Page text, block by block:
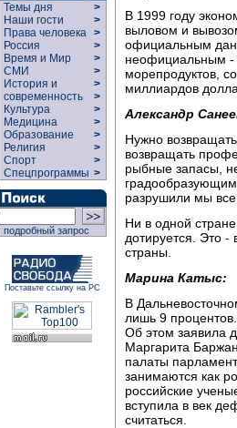
Темы дня
>
Наши гости
>
Права человека >
Россия
>
Время и Мир
>
СМИ
>
История и
современность
>
>
Культура
>
Медицина
>
Образование
>
Религия
>
Спорт
>
Спецпрограммы >
подробный запрос
Поставьте ссылку на РС
В 1999 году
выловом и
официальным
неофициальным
морепродуктов,
миллиардов
Александр
Нужно
возвращать
рыбные запасы,
разрушили мы
Ни в одной
дотируется. Это -
страны.
Марина Катыс:
В
лишь 9
Об этом заявила
Маргарита
палаты
занимаются как
российские
вступила в век
считаться.